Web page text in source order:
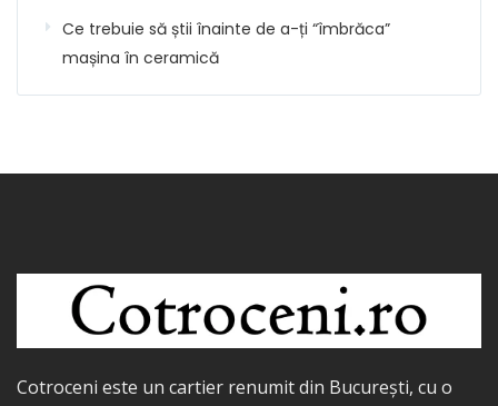
Ce trebuie să știi înainte de a-ți “îmbrăca”
mașina în ceramică
Cotroceni este un cartier renumit din București, cu o